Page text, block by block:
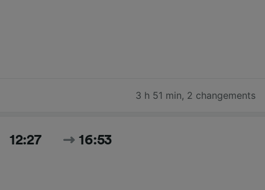
3 h 51 min, 2 changements
12:27 16:53